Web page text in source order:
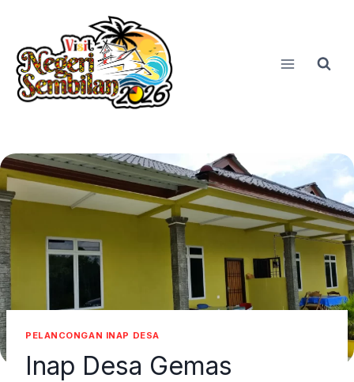
content
PELANCONGAN INAP DESA
Inap Desa Gemas